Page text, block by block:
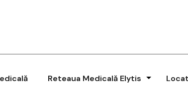
Reteaua Medicală Elytis